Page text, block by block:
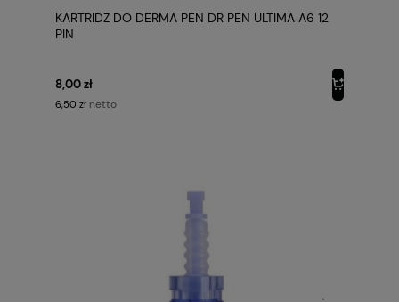
KARTRIDŻ DO DERMA PEN DR PEN ULTIMA A6 12
PIN
8,00 zł
6,50 zł netto